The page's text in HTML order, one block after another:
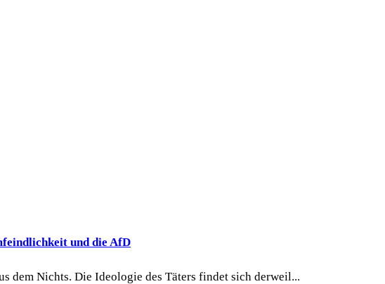
und die AfD
dem Nichts. Die Ideologie des Täters findet sich derweil...